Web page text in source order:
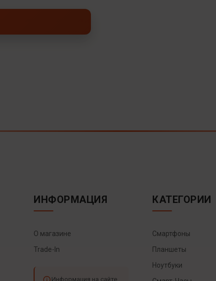
ИНФОРМАЦИЯ
О магазине
Trade-In
Информация на сайте
КАТЕГОРИИ
Смартфоны
Планшеты
Ноутбуки